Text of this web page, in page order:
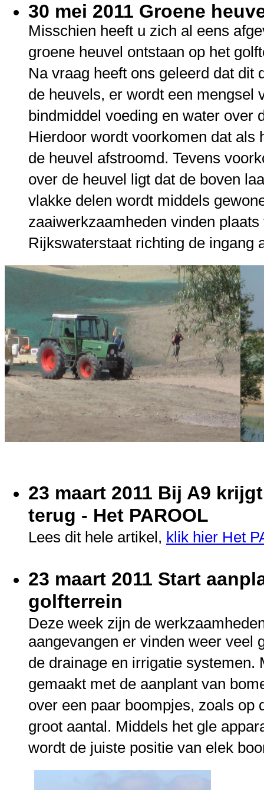
30 mei 2011 Groene
Misschien heeft u zich al eens
groene heuvel ontstaan op het
Na vraag heeft ons geleerd dat dit
de heuvels, er wordt een mengsel
bindmiddel voeding en water over
Hierdoor wordt voorkomen dat als
de heuvel afstroomd. Tevens
over de heuvel ligt dat de boven
vlakke delen wordt middels
zaaiwerkzaamheden vinden
Rijkswaterstaat richting de ingang
23 maart 2011 Bij A9
terug - Het PAROOL
Lees dit hele artikel, klik hier Het
23 maart 2011 Start
golfterrein
Deze week zijn de
aangevangen er vinden weer veel
de drainage en irrigatie systemen.
gemaakt met de aanplant van
over een paar boompjes, zoals op
groot aantal. Middels het gle
wordt de juiste positie van elek